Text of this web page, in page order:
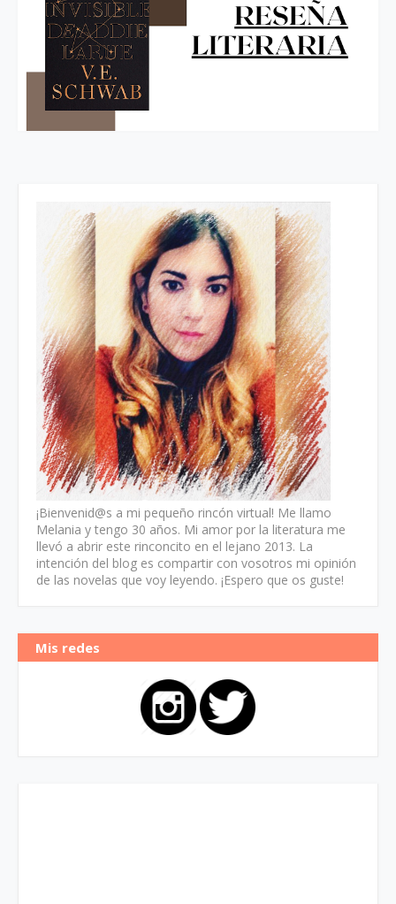
¡Bienvenid@s a mi pequeño rincón virtual! Me llamo
Melania y tengo 30 años. Mi amor por la literatura me
llevó a abrir este rinconcito en el lejano 2013. La
intención del blog es compartir con vosotros mi opinión
de las novelas que voy leyendo. ¡Espero que os guste!
Mis redes